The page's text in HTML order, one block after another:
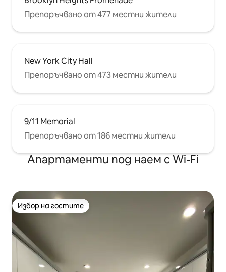
Препоръчвано от 477 местни жители
New York City Hall
Препоръчвано от 473 местни жители
9/11 Memorial
Препоръчвано от 186 местни жители
Апартаменти под наем с Wi-Fi
Избор на гостите
Избор на гостите